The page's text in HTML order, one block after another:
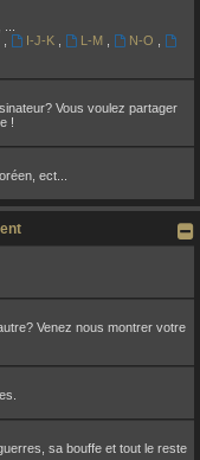
I-J-K L-M N-O
Vous voulez partager
!
ect...
Venez nous montrer votre
sa bouffe et tout le reste